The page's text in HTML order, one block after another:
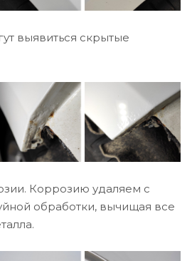
выявиться скрытые
Коррозию удаляем с
обработки, вычищая все